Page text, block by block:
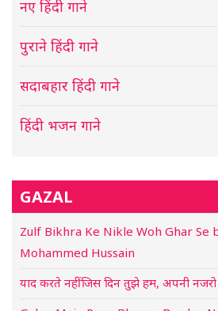
नए हिंदी गाने
पुराने हिंदी गाने
सदाबहार हिंदी गाने
हिंदी भजन गाने
GAZAL
Zulf Bikhra Ke Nikle Woh Ghar Se
Mohammed Hussain
याद करते नहीं जिस दिन तुझे हम, अपनी